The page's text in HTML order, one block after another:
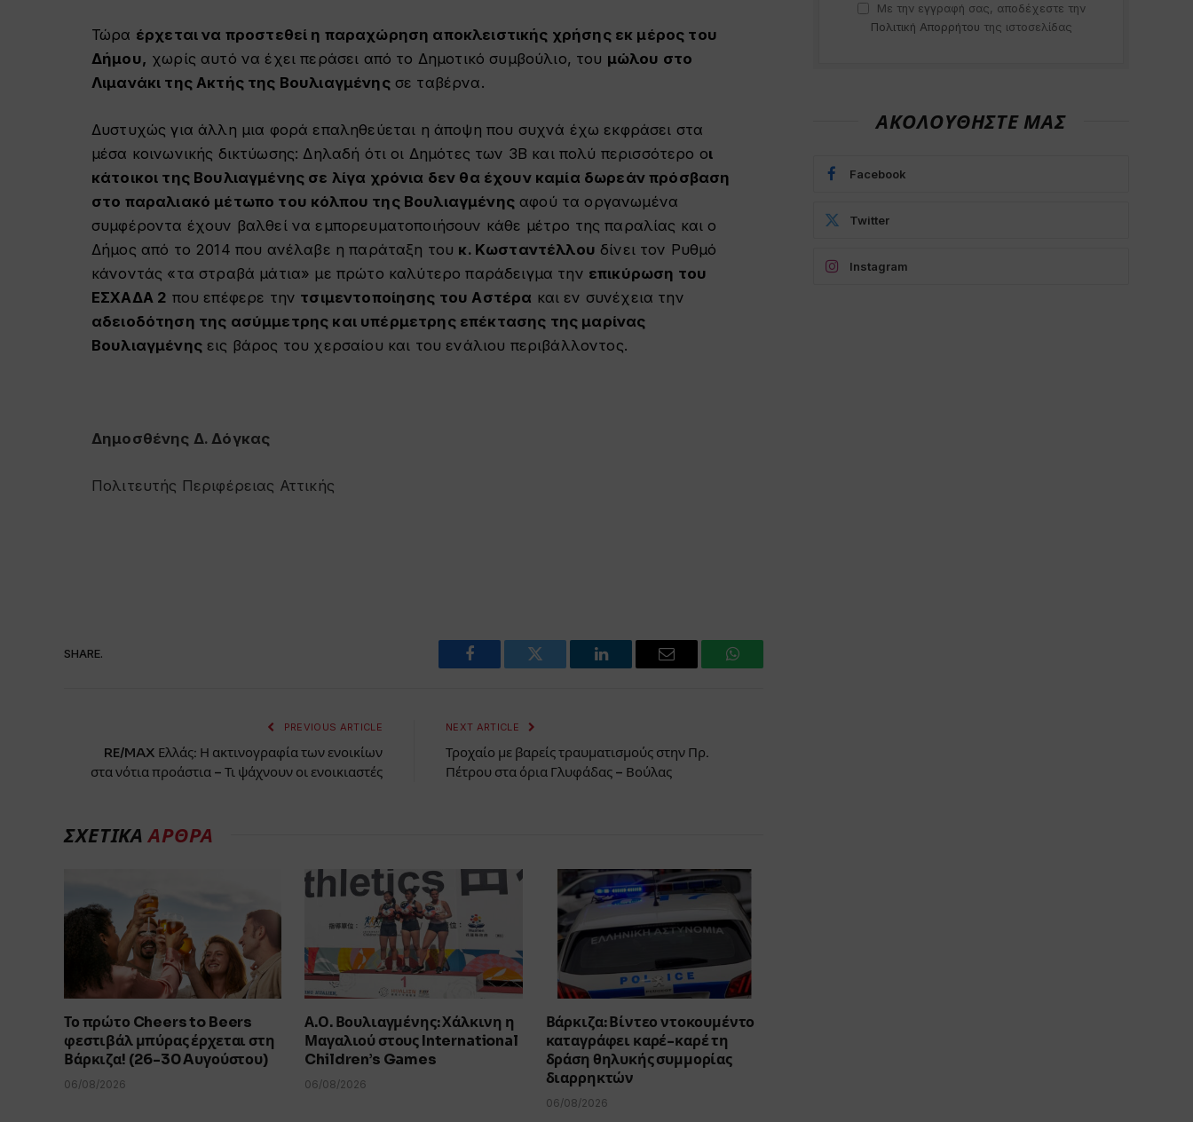
Τώρα έρχεται να προστεθεί η παραχώρηση αποκλειστικής χρήσης εκ μέρος του
Δήμου, χωρίς αυτό να έχει περάσει από το Δημοτικό συμβούλιο, του μώλου στο
Λιμανάκι της Ακτής της Βουλιαγμένηςσε ταβέρνα.
Δυστυχώς για άλλη μια φορά επαληθεύεται η άποψη που συχνά έχω εκφράσει στα
μέσα κοινωνικής δικτύωσης: Δηλαδή ότι οι Δημότες των 3Β και πολύ περισσότερο οι
κάτοικοι της Βουλιαγμένης σε λίγα χρόνια δεν θα έχουν καμία δωρεάν πρόσβαση
στο παραλιακό μέτωπο του κόλπου της Βουλιαγμένηςαφού τα οργανωμένα
συμφέροντα έχουν βαλθεί να εμπορευματοποιήσουν κάθε μέτρο της παραλίας και ο
Δήμος από το 2014 που ανέλαβε η παράταξη του κ. Κωσταντέλλου δίνει τον Ρυθμό
κάνοντάς «τα στραβά μάτια» με πρώτο καλύτερο παράδειγμα την επικύρωση του
ΕΣΧΑΔΑ 2 που επέφερε την τσιμεντοποίησης του Αστέρα και εν συνέχεια την
αδειοδότηση της ασύμμετρης και υπέρμετρης επέκτασης της μαρίνας
Βουλιαγμένης εις βάρος του χερσαίου και του ενάλιου περιβάλλοντος.
Δημοσθένης Δ. Δόγκας
Πολιτευτής Περιφέρειας Αττικής
SHARE.
Facebook Twitter LinkedIn Email WhatsApp
PREVIOUS ARTICLE
RE/MAX Ελλάς: Η ακτινογραφία των ενοικίων
στα νότια προάστια – Τι ψάχνουν οι ενοικιαστές
NEXT ARTICLE
Τροχαίο με βαρείς τραυματισμούς στην Πρ.
Πέτρου στα όρια Γλυφάδας – Βούλας
ΣΧΕΤΙΚΑΑΡΘΡΑ
Το πρώτο Cheers to Beers
φεστιβάλ μπύρας έρχεται στη
Βάρκιζα! (26-30 Aυγούστου)
06/08/2026
Α.Ο. Βουλιαγμένης: Χάλκινη η
Μαγαλιού στους International
Children’s Games
06/08/2026
Βάρκιζα: Βίντεο ντοκουμέντο
καταγράφει καρέ-καρέ τη
δράση θηλυκής συμμορίας
διαρρηκτών
06/08/2026
Με την εγγραφή σας, αποδέχεστε την
Πολιτική Απορρήτου της ιστοσελίδας
ΑΚΟΛΟΥΘΗΣΤΕ ΜΑΣ
Facebook
Twitter
Instagram